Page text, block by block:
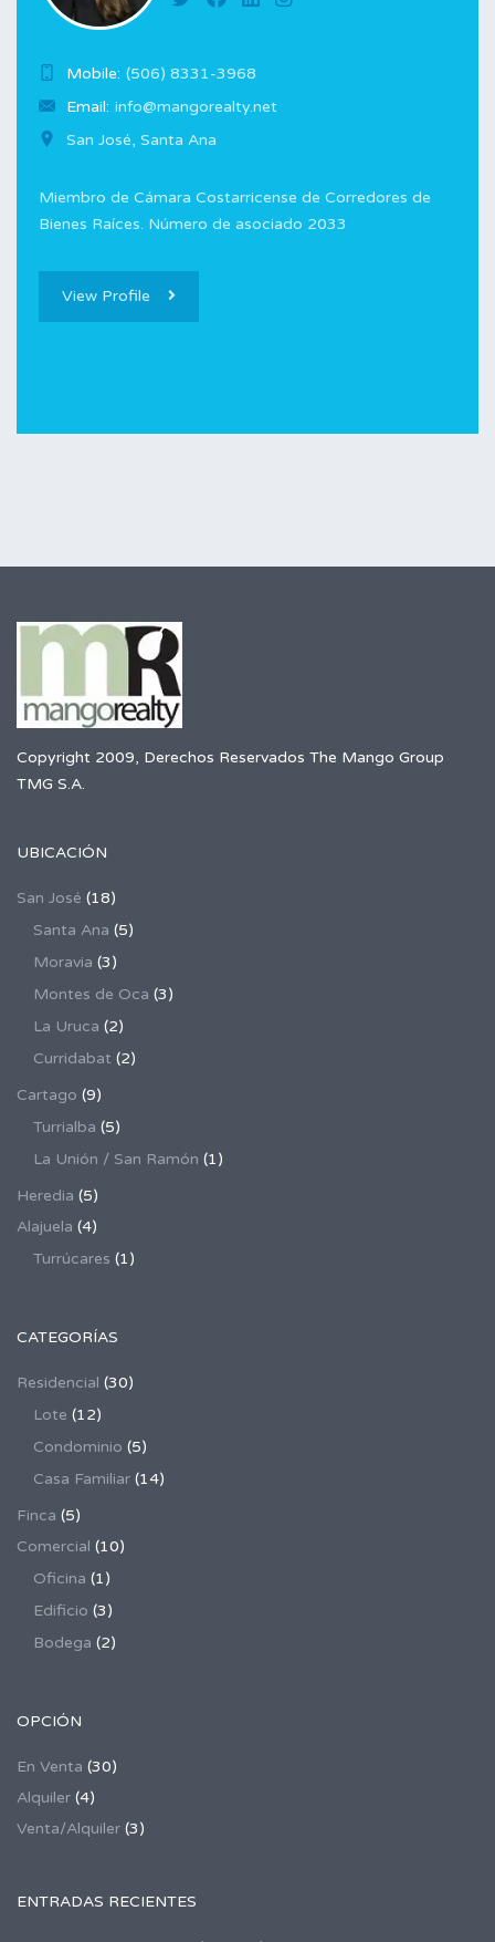
Mobile: (506) 8331-3968
Email: info@mangorealty.net
San José, Santa Ana
Miembro de Cámara Costarricense de Corredores de
Bienes Raíces. Número de asociado 2033
View Profile
Copyright 2009, Derechos Reservados The Mango Group
TMG S.A.
UBICACIÓN
San José (18)
Santa Ana (5)
Moravia (3)
Montes de Oca (3)
La Uruca (2)
Curridabat (2)
Cartago (9)
Turrialba (5)
La Unión / San Ramón (1)
Heredia (5)
Alajuela (4)
Turrúcares (1)
CATEGORÍAS
Residencial (30)
Lote (12)
Condominio (5)
Casa Familiar (14)
Finca (5)
Comercial (10)
Oficina (1)
Edificio (3)
Bodega (2)
OPCIÓN
En Venta (30)
Alquiler (4)
Venta/Alquiler (3)
ENTRADAS RECIENTES